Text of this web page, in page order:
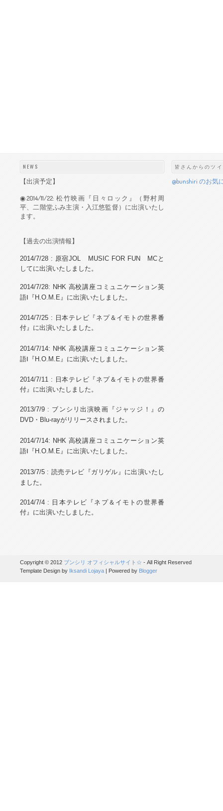
NEWS
【出演予定】
◉2014/11/22: 松竹映画『日々ロック』（野村周
平、二階堂ふみ主演・入江悠監督）に出演いたし
ます。
【過去の出演情報】
2014/7/28 : 原宿JOL MUSIC FOR FUN MCと
してに出演いたしました。
2014/7/28: NHK 高校講座コミュニケーション英
語Ⅰ『H.O.M.E』に出演いたしました。
2014/7/25 : 日本テレビ『ネプ＆イモトの世界番
付』に出演いたしました。
2014/7/14: NHK 高校講座コミュニケーション英
語Ⅰ『H.O.M.E』に出演いたしました。
2014/7/11 : 日本テレビ『ネプ＆イモトの世界番
付』に出演いたしました。
2013/7/9 : ブンシリ出演映画『ジャッジ！』の
DVD・Blu-rayがリリースされました。
2014/7/14: NHK 高校講座コミュニケーション英
語Ⅰ『H.O.M.E』に出演いたしました。
2013/7/5 : 読売 テレビ『ガリゲル』 に出演いたし
ました。
2014/7/4 : 日本テレビ『ネプ＆イモトの世界番
付』に出演いたしました。
皆さんからのツ
@bunshiri のお
Copyright © 2012 ブンシリ オフィシャルサイト☆ - All Right Reserved
Template Design by Iksandi Lojaya | Powered by Blogger